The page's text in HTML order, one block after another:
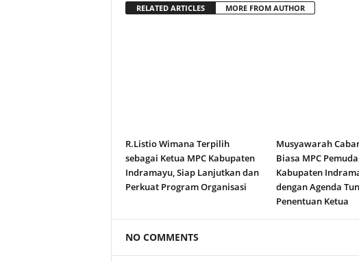
RELATED ARTICLES MORE FROM AUTHOR
R.Listio Wimana Terpilih
sebagai Ketua MPC Kabupaten
Indramayu, Siap Lanjutkan dan
Perkuat Program Organisasi
Musyawarah
Biasa MPC
Kabupaten
dengan Agenda
Penentuan Ketua
NO COMMENTS